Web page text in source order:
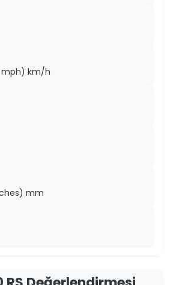
mph) km/h
mm